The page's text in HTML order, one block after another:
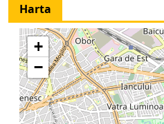
Harta
+
−